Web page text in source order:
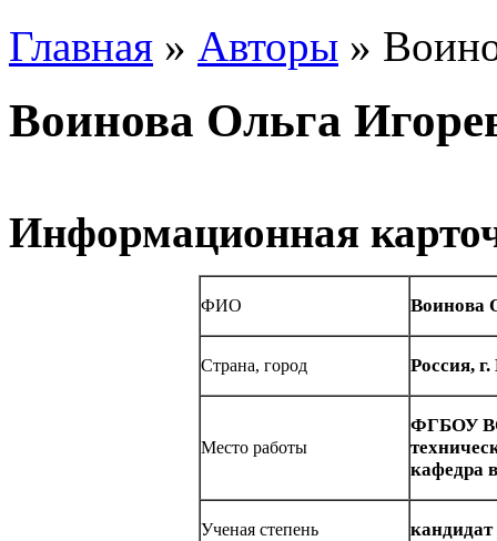
Главная » Авторы »
Воинова Ольга
Информационная
ФИО Воинова
Страна, город Россия,
Место работы
ФГБОУ
кафедра
Ученая степень кандидат